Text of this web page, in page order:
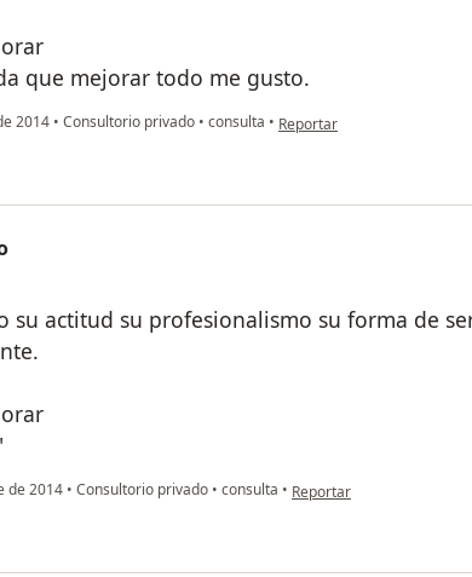
que mejorar todo me gusto.
2014 • Consultorio privado • consulta • en opinión del usuario usuario
Reportar
su actitud su profesionalismo su forma de
de 2014 • Consultorio privado • consulta • en opinión del usuario
Reportar